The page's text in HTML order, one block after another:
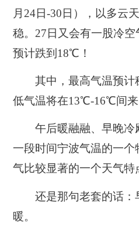
月24日-30日），以多云
稳。 27日又会有一股冷空
预计跌到18℃！
其中，最高气温预
低气温将在13℃-16℃间来
午后暖融融、早晚冷
一段时间宁波气温的一
气比较显著的一个天气特
还是那句老套的话：
暖。